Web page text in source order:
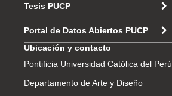
Tesis PUCP
Portal de Datos Abiertos PUCP
Ubicación y contacto
Pontificia Universidad Católica del Perú
Departamento de Arte y Diseño